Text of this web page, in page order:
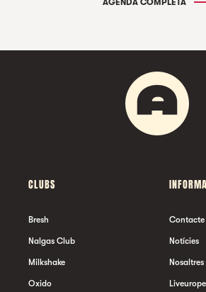
AGENDA COMPLETA
CLUBS
Bresh
Nalgas Club
Milkshake
Oxido
Contacte
Notícies
Nosaltres
Liveurope